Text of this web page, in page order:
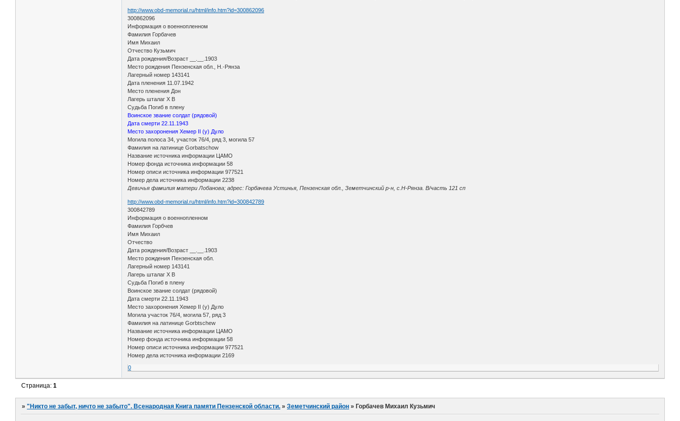
http://www.obd-memorial.ru/html/info.htm?id=300862096
300862096
Информация о военнопленном
Фамилия Горбачев
Имя Михаил
Отчество Кузьмич
Дата рождения/Возраст __.__.1903
Место рождения Пензенская обл., Н.-Рянза
Лагерный номер 143141
Дата пленения 11.07.1942
Место пленения Дон
Лагерь шталаг X B
Судьба Погиб в плену
Воинское звание солдат (рядовой)
Дата смерти 22.11.1943
Место захоронения Хемер II (у) Дуло
Могила полоса 34, участок 76/4, ряд 3, могила 57
Фамилия на латинице Gorbatschow
Название источника информации ЦАМО
Номер фонда источника информации 58
Номер описи источника информации 977521
Номер дела источника информации 2238
Девичья фамилия матери Лобанова; адрес: Горбачева Устинья, Пензенская обл., Земетчинский р-н, с.Н-Рянза. В/часть 121 сп
http://www.obd-memorial.ru/html/info.htm?id=300842789
300842789
Информация о военнопленном
Фамилия Горбчев
Имя Михаил
Отчество
Дата рождения/Возраст __.__.1903
Место рождения Пензенская обл.
Лагерный номер 143141
Лагерь шталаг X B
Судьба Погиб в плену
Воинское звание солдат (рядовой)
Дата смерти 22.11.1943
Место захоронения Хемер II (у) Дуло
Могила участок 76/4, могила 57, ряд 3
Фамилия на латинице Gorbtschew
Название источника информации ЦАМО
Номер фонда источника информации 58
Номер описи источника информации 977521
Номер дела источника информации 2169
0
Страница:1
»"Никто не забыт, ничто не забыто". Всенародная Книга памяти Пензенской области. »Земетчинский район » Горбачев Михаил Кузьмич